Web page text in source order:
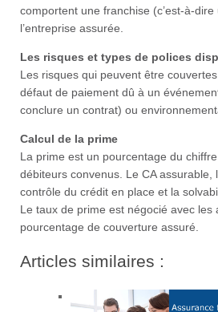
comportent une franchise (c’est-à-
l’entreprise assurée.
Les risques et types de polices
Les risques qui peuvent être
défaut de paiement dû à un
conclure un contrat) ou
Calcul de la prime
La prime est un pourcentage du
débiteurs convenus. Le CA
contrôle du crédit en place et la
Le taux de prime est négocié avec
pourcentage de couverture assuré.
Articles similaires :